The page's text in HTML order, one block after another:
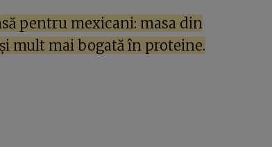
pentru mexicani: masa din
mult mai bogată în proteine.